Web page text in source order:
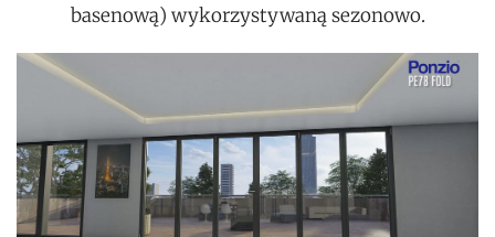
basenową) wykorzystywaną sezonowo.